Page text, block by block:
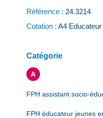
Référence : 24.3214
Cotation : A4
Catégorie
A
FPH assistant socio-
FPH éducateur jeunes